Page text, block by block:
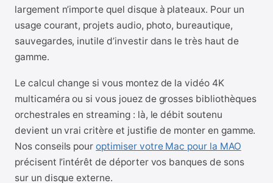
largement n’importe quel disque à plateaux. Pour un
usage courant, projets audio, photo, bureautique,
sauvegardes, inutile d’investir dans le très haut de
gamme.
Le calcul change si vous montez de la vidéo 4K
multicaméra ou si vous jouez de grosses bibliothèques
orchestrales en streaming : là, le débit soutenu
devient un vrai critère et justifie de monter en gamme.
Nos conseils pouroptimiser votre Mac pour la MAO
précisent l’intérêt de déporter vos banques de sons
sur un disque externe.